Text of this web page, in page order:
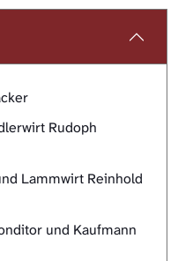
Rudoph
Lammwirt Reinhold
und Kaufmann